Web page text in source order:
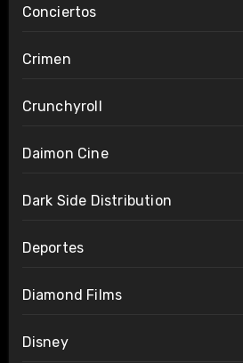
Conciertos
Crimen
Crunchyroll
Daimon Cine
Dark Side Distribution
Deportes
Diamond Films
Disney